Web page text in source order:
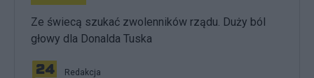
Ze świecą szukać zwolenników rządu. Duży ból
głowy dla Donalda Tuska
Redakcja